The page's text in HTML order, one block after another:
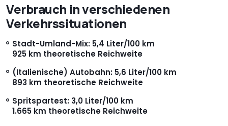
Verbrauch in verschiedenen
Verkehrssituationen
Stadt-Umland-Mix: 5,4 Liter/100 km
925 km theoretische Reichweite
(Italienische) Autobahn: 5,6 Liter/100 km
893 km theoretische Reichweite
Spritspartest: 3,0 Liter/100 km
1.665 km theoretische Reichweite